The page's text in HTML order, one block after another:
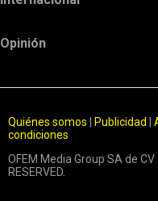
Opinión
Quiénes somos Publicidad
condiciones
OFEM Media Group SA de CV
RESERVED.